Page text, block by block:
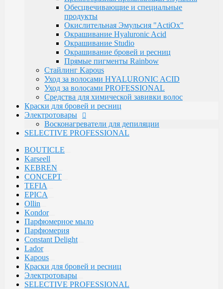
Lebelage
Constant Delight
Schwarzkopf Professional
Domix Green Professional
RefectoCil
Godefroy Eyebrow
Henna Expert
Lador
TIGI
CHI
Bouticle
Tefia
SELECTIVE
Kebren
Karseell
EPICA
Обесцвечивающие и специальные
продукты
Окислительная Эмульсия "ActiOx"
Окрашивание Hyaluronic Acid
Окрашивание Studio
Окрашивание бровей и ресниц
Прямые пигменты Rainbow
Стайлинг Kapous
Уход за волосами HYALURONIC ACID
Уход за волосами PROFESSIONAL
Средства для химической завивки волос
Краски для бровей и ресниц
Электротовары
Восконагреватели для депиляции
SELECTIVE PROFESSIONAL
BOUTICLE
Karseell
KEBREN
CONCEPT
TEFIA
EPICA
Ollin
Kondor
Парфюмерное мыло
Парфюмерия
Constant Delight
Lador
Kapous
Краски для бровей и ресниц
Электротовары
SELECTIVE PROFESSIONAL